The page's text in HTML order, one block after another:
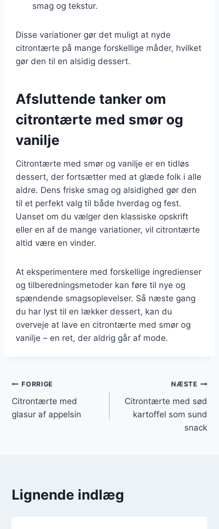
smag og tekstur.
Disse variationer gør det muligt at nyde
citrontærte på mange forskellige måder, hvilket
gør den til en alsidig dessert.
Afsluttende tanker om
citrontærte med smør og
vanilje
Citrontærte med smør og vanilje er en tidløs
dessert, der fortsætter med at glæde folk i alle
aldre. Dens friske smag og alsidighed gør den
til et perfekt valg til både hverdag og fest.
Uanset om du vælger den klassiske opskrift
eller en af de mange variationer, vil citrontærte
altid være en vinder.
At eksperimentere med forskellige ingredienser
og tilberedningsmetoder kan føre til nye og
spændende smagsoplevelser. Så næste gang
du har lyst til en lækker dessert, kan du
overveje at lave en citrontærte med smør og
vanilje – en ret, der aldrig går af mode.
Indlægsnavigation
FORRIGE
Citrontærte med
glasur af appelsin
NÆSTE
Citrontærte med sød
kartoffel som sund
snack
Lignende indlæg